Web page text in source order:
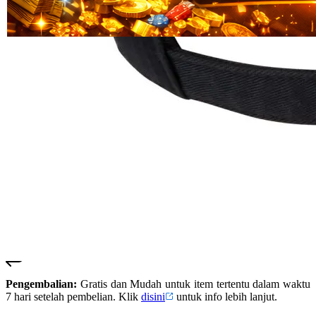
Read
13
Reviews.
HT OFFICIAL
SUSTER123
SUSTER 123
Pengembalian: Gratis dan Mudah untuk item tertentu dalam waktu
7 hari setelah pembelian. Klik disini untuk info lebih lanjut.